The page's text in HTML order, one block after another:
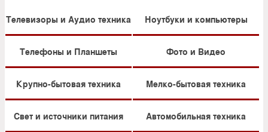
Телевизоры и Аудио техника Ноутбуки и компьютеры
Телефоны и Планшеты Фото и Видео
Крупно-бытовая техника Мелко-бытовая техника
Свет и источники питания Автомобильная техника